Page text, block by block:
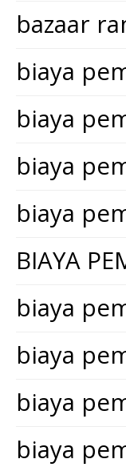
bazaar
biaya
biaya
biaya
biaya
BIAYA
biaya
biaya
biaya
biaya